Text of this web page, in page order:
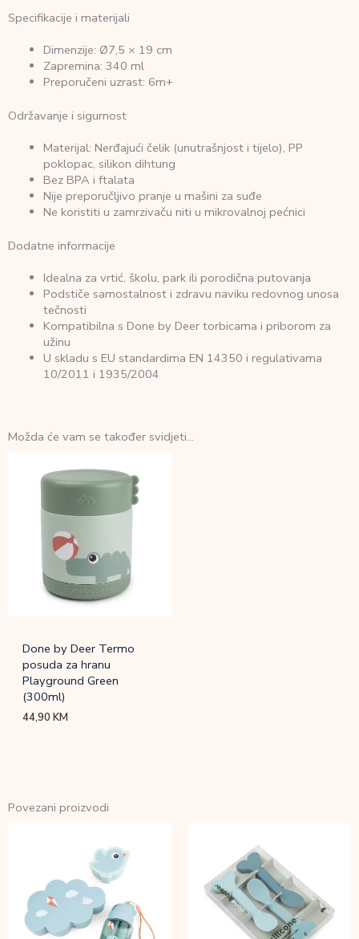
Specifikacije i materijali
Dimenzije: Ø7,5 × 19 cm
Zapremina: 340 ml
Preporučeni uzrast: 6m+
Održavanje i sigurnost
Materijal: Nerđajući čelik (unutrašnjost i tijelo), PP
poklopac, silikon dihtung
Bez BPA i ftalata
Nije preporučljivo pranje u mašini za suđe
Ne koristiti u zamrzivaču niti u mikrovalnoj pećnici
Dodatne informacije
Idealna za vrtić, školu, park ili porodična putovanja
Podstiče samostalnost i zdravu naviku redovnog unosa
tečnosti
Kompatibilna s Done by Deer torbicama i priborom za
užinu
U skladu s EU standardima EN 14350 i regulativama
10/2011 i 1935/2004
Možda će vam se također svidjeti…
Done by Deer Termo
posuda za hranu
Playground Green
(300ml)
44,90KM
Povezani proizvodi